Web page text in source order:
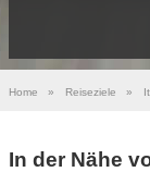
Home » Reiseziele »
In der Nähe